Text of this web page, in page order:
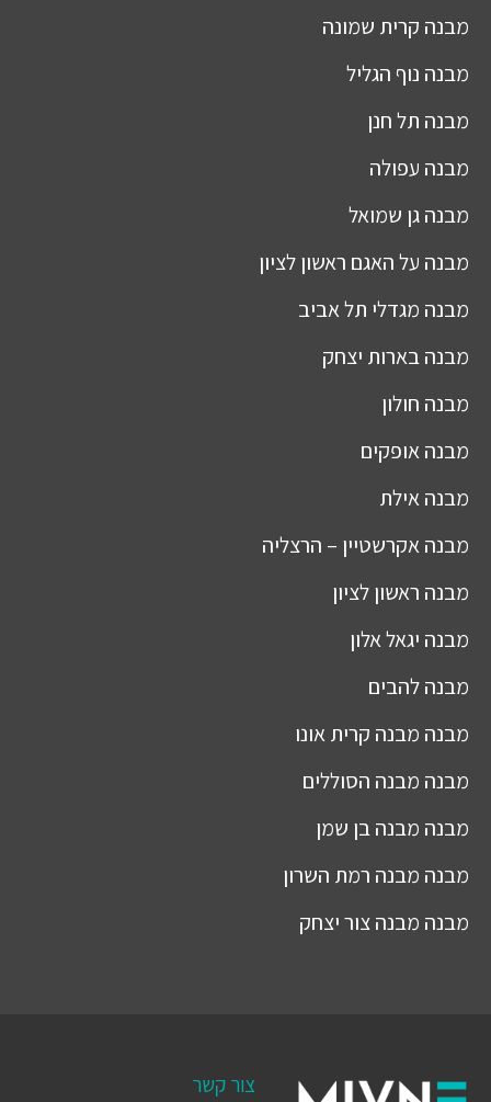
מבנה קרית שמונה
מבנה נוף הגליל
מבנה תל חנן
מבנה עפולה
מבנהגן שמואל
מבנה על האגם ראשון לציון
מבנה מגדלי תל אביב
מבנהבארות יצחק
מבנה חולון
מבנהאופקים
מבנהאילת
מבנהאקרשטיין – הרצליה
מבנה ראשון לציון
מבנה יגאל אלון
מבנהלהבים
מבנה מבנה קרית אונו
מבנה מבנה הסוללים
מבנה מבנה בן שמן
מבנה מבנה רמת השרון
מבנה מבנה צור יצחק
צור קשר